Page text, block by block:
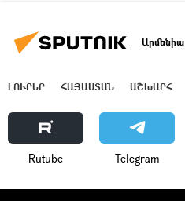
Արմենիա
ԼՈՒՐԵՐ ՀԱՅԱՍՏԱՆ ԱՇԽԱՐՀ
Rutube Telegram